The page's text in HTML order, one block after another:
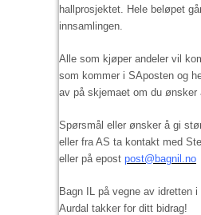
hallprosjektet. Hele beløpet
innsamlingen.
Alle som kjøper andeler vil
som kommer i SAposten og
av på skjemaet om du
Spørsmål eller ønsker å gi
eller fra AS ta kontakt med
eller på epost post@bagnil.no
Bagn IL på vegne av idretten
Aurdal takker for ditt bidrag!